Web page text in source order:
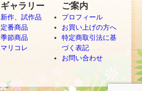
ギャラリー
新作、試作品
定番商品
季節商品
マリコレ
ご案内
プロフィール
お買い上げの方へ
特定商取引法に基
づく表記
お問い合わせ